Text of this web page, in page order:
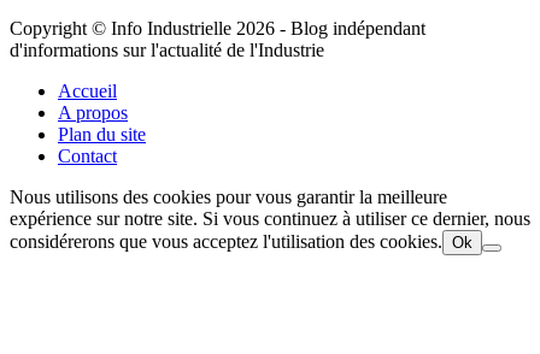
Copyright © Info Industrielle 2026 - Blog indépendant
d'informations sur l'actualité de l'Industrie
Accueil
A propos
Plan du site
Contact
Nous utilisons des cookies pour vous garantir la meilleure
expérience sur notre site. Si vous continuez à utiliser ce dernier, nous
considérerons que vous acceptez l'utilisation des cookies. Ok